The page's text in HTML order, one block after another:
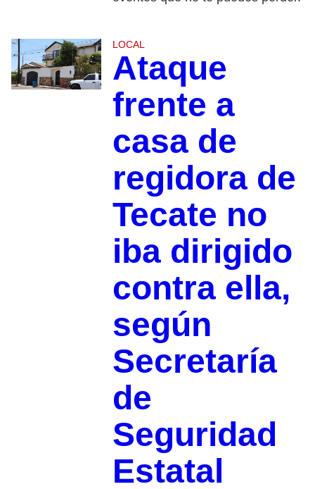
LOCAL
Ataque
frente a
casa de
regidora de
Tecate no
iba dirigido
contra ella,
según
Secretaría
de
Seguridad
Estatal